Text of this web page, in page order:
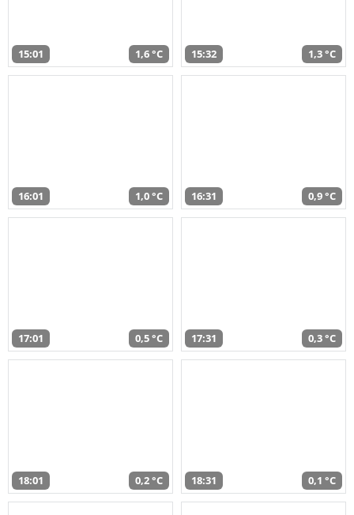
15:01 1,6 °C 15:32 1,3 °C
16:01 1,0 °C 16:31 0,9 °C
17:01 0,5 °C 17:31 0,3 °C
18:01 0,2 °C 18:31 0,1 °C